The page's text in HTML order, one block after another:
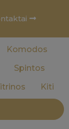
Komodos
Spintos
Kiti